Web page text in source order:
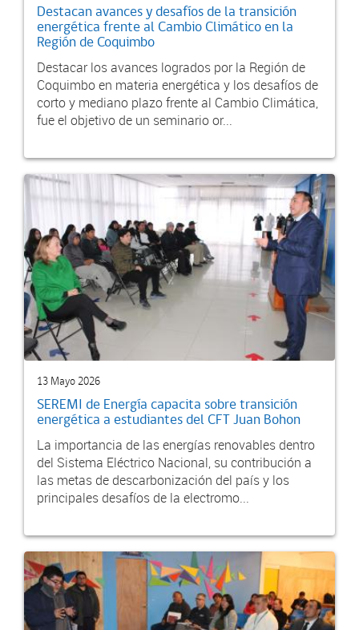
Destacan avances y desafíos de la transición
energética frente al Cambio Climático en la
Región de Coquimbo
Destacar los avances logrados por la Región de
Coquimbo en materia energética y los desafíos de
corto y mediano plazo frente al Cambio Climática,
fue el objetivo de un seminario or...
13 Mayo 2026
SEREMI de Energía capacita sobre transición
energética a estudiantes del CFT Juan Bohon
La importancia de las energías renovables dentro
del Sistema Eléctrico Nacional, su contribución a
las metas de descarbonización del país y los
principales desafíos de la electromo...